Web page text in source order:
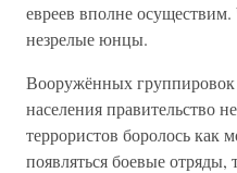
евреев вполне
незрелые юнцы.
Вооружённых группировок
населения правительство
террористов боролось как
появляться боевые отряды,